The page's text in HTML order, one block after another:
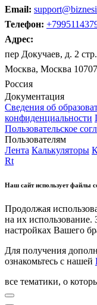
Email:
Телефон:
Адрес:
пер Докучаев, д. 2
Москва, Москва
Россия
Документация
Сведения об
конфиденциальности
Пользовательское
Пользователям
Лента Калькуляторы
Rt
Наш сайт использует файлы
Продолжая
на их использование.
настройках Вашего
Для получения
ознакомьтесь с нашей
все тематики, о